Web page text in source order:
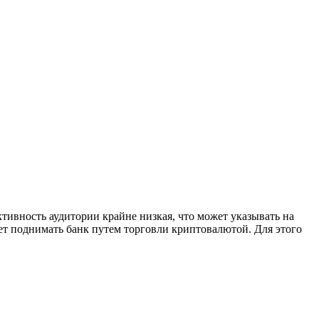
аудитории крайне низкая, что может указывать на
поднимать банк путем торговли криптовалютой. Для этого